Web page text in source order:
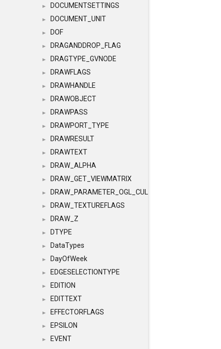
► DOCUMENTSETTINGS
► DOCUMENT_UNIT
► DOF
► DRAGANDDROP_FLAG
► DRAGTYPE_GVNODE
► DRAWFLAGS
► DRAWHANDLE
► DRAWOBJECT
► DRAWPASS
► DRAWPORT_TYPE
► DRAWRESULT
► DRAWTEXT
► DRAW_ALPHA
► DRAW_GET_VIEWMATRIX
► DRAW_PARAMETER_OGL_CULLING
► DRAW_TEXTUREFLAGS
► DRAW_Z
► DTYPE
► DataTypes
► DayOfWeek
► EDGESELECTIONTYPE
► EDITION
► EDITTEXT
► EFFECTORFLAGS
► EPSILON
►
EVENT